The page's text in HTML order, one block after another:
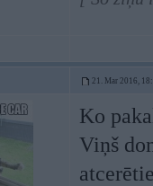
21. Mar 2016,
Ko
Viņš